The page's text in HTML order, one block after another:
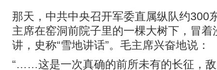
那天，中共中央召开军委直属纵队约300
主席在窑洞前院子里的一棵大树下，冒
讲，史称“雪地讲话”。毛主席兴奋地说：
“……这是一次真确的前所未有的长征，